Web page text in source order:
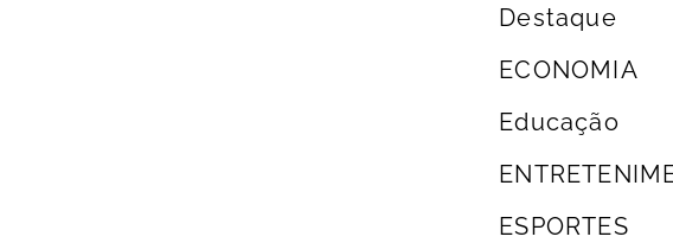
Destaque
ECONOMIA
Educação
ESPORTES